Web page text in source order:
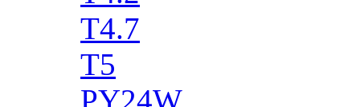
T4.7
T5
PY24W